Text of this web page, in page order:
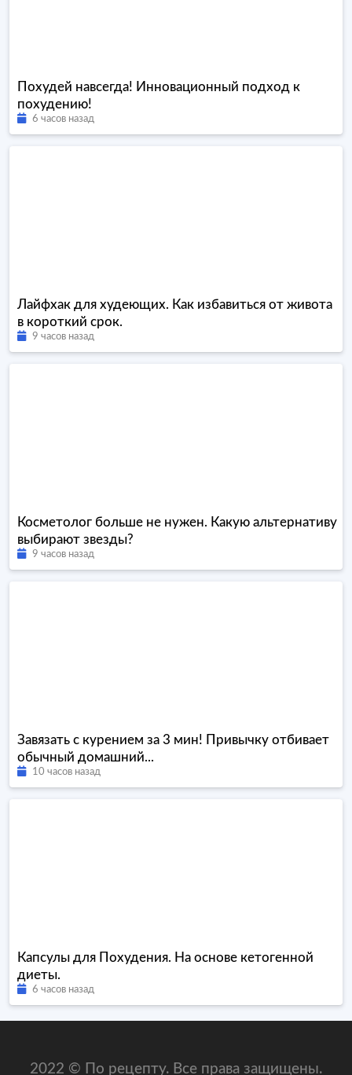
Похудей навсегда! Инновационный подход к
похудению!
6 часов назад
Лайфхак для худеющих. Как избавиться от живота
в короткий срок.
9 часов назад
Косметолог больше не нужен. Какую альтернативу
выбирают звезды?
9 часов назад
Завязать с курением за 3 мин! Привычку отбивает
обычный домашний...
10 часов назад
Капсулы для Похудения. На основе кетогенной
диеты.
6 часов назад
2022 © По рецепту. Все права защищены.